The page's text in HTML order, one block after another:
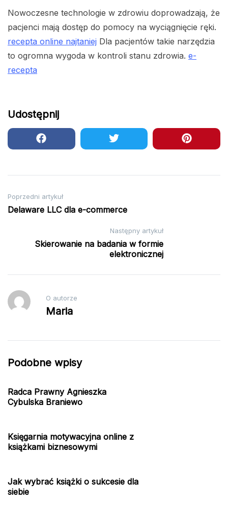
Nowoczesne technologie w zdrowiu doprowadzają, że
pacjenci mają dostęp do pomocy na wyciągnięcie ręki.
recepta online najtaniej Dla pacjentów takie narzędzia
to ogromna wygoda w kontroli stanu zdrowia. e-
recepta
Udostępnij
Nawigacja
wpisu
Poprzedni artykuł
Delaware LLC dla e-commerce
Następny artykuł
Skierowanie na badania w formie
elektronicznej
O autorze
Maria
Podobne wpisy
Radca Prawny Agnieszka
Cybulska Braniewo
Księgarnia motywacyjna online z
książkami biznesowymi
Jak wybrać książki o sukcesie dla
siebie